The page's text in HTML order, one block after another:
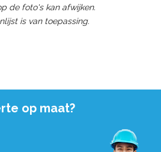
de foto's kan afwijken.
is van toepassing.
op maat?